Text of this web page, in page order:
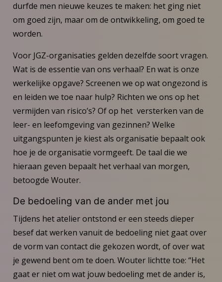
durfde men nieuwe keuzes te maken: het ging niet
om goed zijn, maar om de ontwikkeling, om goed te
worden.
Voor JGZ-organisaties gelden dezelfde soort vragen.
Wat is de essentie van ons verhaal? En wat is onze
werkelijke opgave? Screenen we op wat ongezond is
en leiden we toe naar hulp? Richten we ons op het
vermijden van risico’s? Of op het versterken van de
leer- en leefomgeving van gezinnen? Welke
uitgangspunten je kiest als organisatie bepaalt ook
hoe je de organisatie vormgeeft. De taal die we
hieraan geven bepaalt het verhaal van morgen,
betoogde Wouter.
De bedoeling van de ander met jou
Tijdens het atelier ontstond er een steeds dieper
besef dat werken vanuit de bedoeling niet gaat over
de vorm van contact die gekozen wordt, of over wat
je gewend bent om te doen. Wouter lichtte toe: “Het
gaat er niet om wat jouw bedoeling met de ander is,